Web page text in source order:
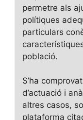
permetre als
polítiques
particulars
població.
S’ha
d’actuació i
altres casos,
plataforma